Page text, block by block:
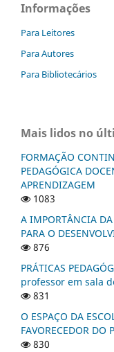
Informações
Para Leitores
Para Autores
Para Bibliotecários
Mais lidos no
FORMAÇÃO
PEDAGÓGICA
APRENDIZAGEM
1083
A IMPORTÂNCIA
PARA O
876
PRÁTICAS
professor em sala
831
O ESPAÇO DA
FAVORECEDOR
830